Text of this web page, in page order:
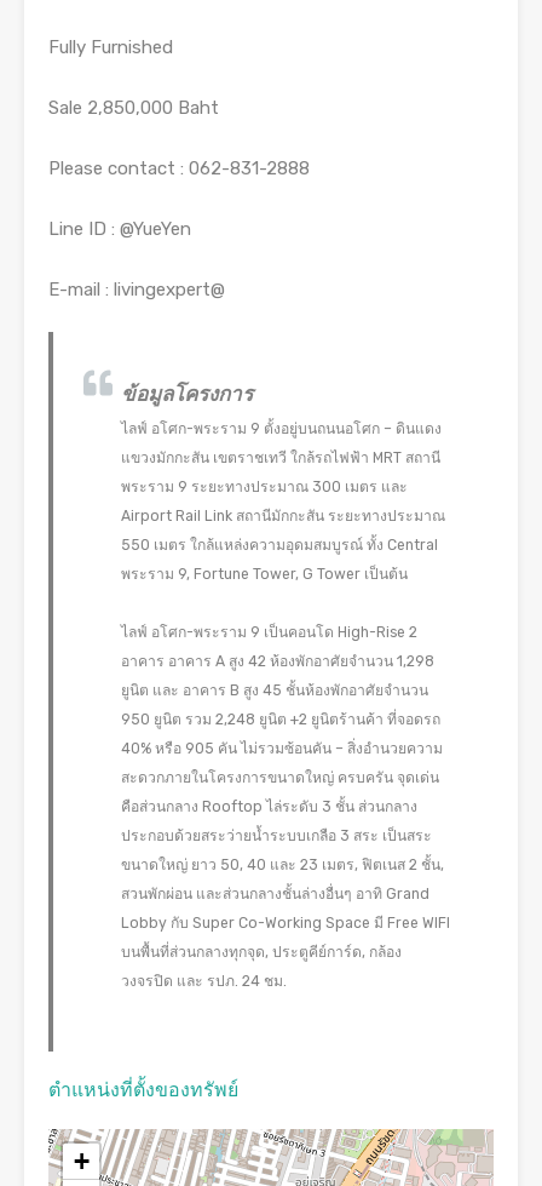
Fully Furnished
Sale 2,850,000 Baht
Please contact : 062-831-2888
Line ID : @YueYen
E-mail : livingexpert@
ข้อมูลโครงการ
ไลฟ์ อโศก-พระราม 9 ตั้งอยู่บนถนนอโศก – ดินแดง
แขวงมักกะสัน เขตราชเทวี ใกล้รถไฟฟ้า MRT สถานี
พระราม 9 ระยะทางประมาณ 300 เมตร และ
Airport Rail Link สถานีมักกะสัน ระยะทางประมาณ
550 เมตร ใกล้แหล่งความอุดมสมบูรณ์ ทั้ง Central
พระราม 9, Fortune Tower, G Tower เป็นต้น
ไลฟ์ อโศก-พระราม 9 เป็นคอนโด High-Rise 2
อาคาร อาคาร A สูง 42 ห้องพักอาศัยจำนวน 1,298
ยูนิต และ อาคาร B สูง 45 ชั้นห้องพักอาศัยจำนวน
950 ยูนิต รวม 2,248 ยูนิต +2 ยูนิตร้านค้า ที่จอดรถ
40% หรือ 905 คัน ไม่รวมซ้อนคัน – สิ่งอำนวยความ
สะดวกภายในโครงการขนาดใหญ่ ครบครัน จุดเด่น
คือส่วนกลาง Rooftop ไล่ระดับ 3 ชั้น ส่วนกลาง
ประกอบด้วยสระว่ายน้ำระบบเกลือ 3 สระ เป็นสระ
ขนาดใหญ่ ยาว 50, 40 และ 23 เมตร, ฟิตเนส 2 ชั้น,
สวนพักผ่อน และส่วนกลางชั้นล่างอื่นๆ อาทิ Grand
Lobby กับ Super Co-Working Space มี Free WIFI
บนพื้นที่ส่วนกลางทุกจุด, ประตูคีย์การ์ด, กล้อง
วงจรปิด และ รปภ. 24 ชม.
ตำแหน่งที่ตั้งของทรัพย์
+